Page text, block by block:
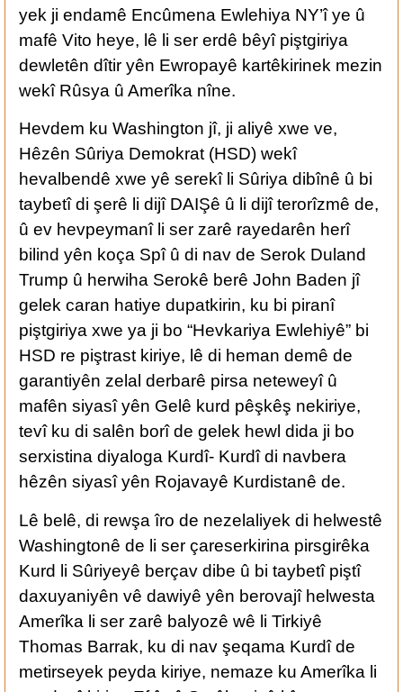
yek ji endamê Encûmena Ewlehiya NY’î ye û
mafê Vito heye, lê li ser erdê bêyî piştgiriya
dewletên dîtir yên Ewropayê kartêkirinek mezin
wekî Rûsya û Amerîka nîne.
Hevdem ku Washington jî, ji aliyê xwe ve,
Hêzên Sûriya Demokrat (HSD) wekî
hevalbendê xwe yê serekî li Sûriya dibînê û bi
taybetî di şerê li dijî DAIŞê û li dijî terorîzmê de,
û ev hevpeymanî li ser zarê rayedarên herî
bilind yên koça Spî û di nav de Serok Duland
Trump û herwiha Serokê berê John Baden jî
gelek caran hatiye dupatkirin, ku bi piranî
piştgiriya xwe ya ji bo “Hevkariya Ewlehiyê” bi
HSD re piştrast kiriye, lê di heman demê de
garantiyên zelal derbarê pirsa neteweyî û
mafên siyasî yên Gelê kurd pêşkêş nekiriye,
tevî ku di salên borî de gelek hewl dida ji bo
serxistina diyaloga Kurdî- Kurdî di navbera
hêzên siyasî yên Rojavayê Kurdistanê de.
Lê belê, di rewşa îro de nezelaliyek di helwestê
Washingtonê de li ser çareserkirina pirsgirêka
Kurd li Sûriyeyê berçav dibe û bi taybetî piştî
daxuyaniyên vê dawiyê yên berovajî helwesta
Amerîka li ser zarê balyozê wê li Tirkiyê
Thomas Barrak, ku di nav şeqama Kurdî de
metirseyek peyda kiriye, nemaze ku Amerîka li